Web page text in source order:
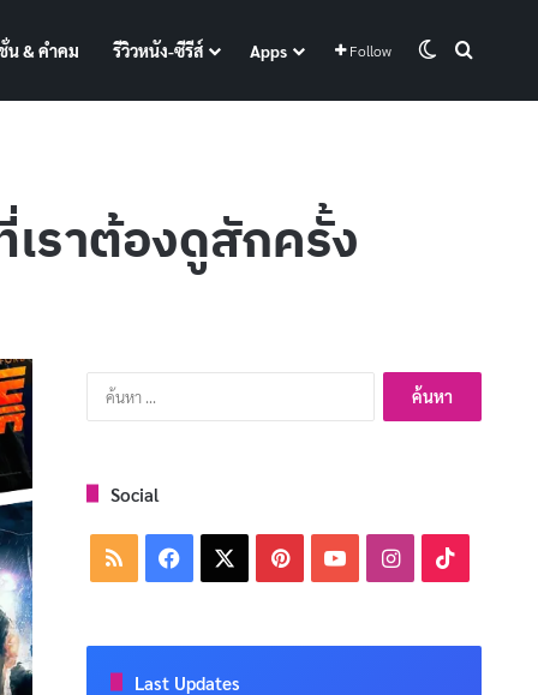
น & คำคม รีวิวหนัง-ซีรีส์ Apps Follow Switch skin
ราต้องดูสักครั้ง
ค้นหา
สำหรับ:
Social
RSS Facebook PinterestYouTubeInstagram
Last Updates